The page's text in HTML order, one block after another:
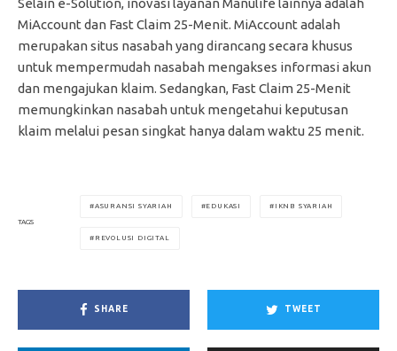
MiAccount dan Fast Claim 25-Menit. MiAccount adalah
merupakan situs nasabah yang dirancang secara khusus
untuk mempermudah nasabah mengakses informasi akun
dan mengajukan klaim. Sedangkan, Fast Claim 25-Menit
memungkinkan nasabah untuk mengetahui keputusan
klaim melalui pesan singkat hanya dalam waktu 25 menit.
TAGS
ASURANSI SYARIAH EDUKASI IKNB SYARIAH
REVOLUSI DIGITAL
SHARE TWEET